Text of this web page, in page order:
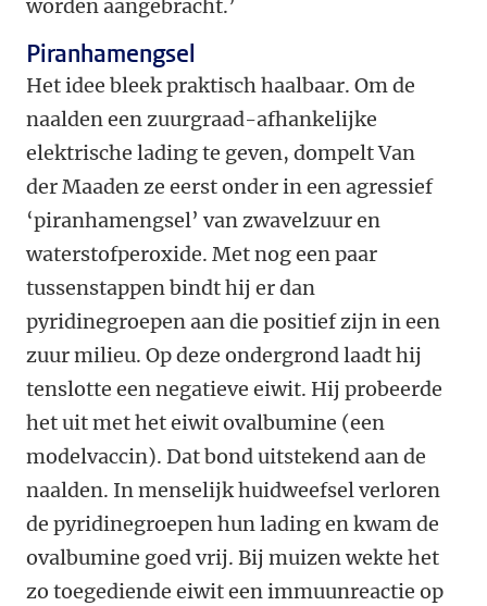
worden aangebracht.’
Piranhamengsel
Het idee bleek praktisch haalbaar. Om de
naalden een zuurgraad-afhankelijke
elektrische lading te geven, dompelt Van
der Maaden ze eerst onder in een agressief
‘piranhamengsel’ van zwavelzuur en
waterstofperoxide. Met nog een paar
tussenstappen bindt hij er dan
pyridinegroepen aan die positief zijn in een
zuur milieu. Op deze ondergrond laadt hij
tenslotte een negatieve eiwit. Hij probeerde
het uit met het eiwit ovalbumine (een
modelvaccin). Dat bond uitstekend aan de
naalden. In menselijk huidweefsel verloren
de pyridinegroepen hun lading en kwam de
ovalbumine goed vrij. Bij muizen wekte het
zo toegediende eiwit een immuunreactie op